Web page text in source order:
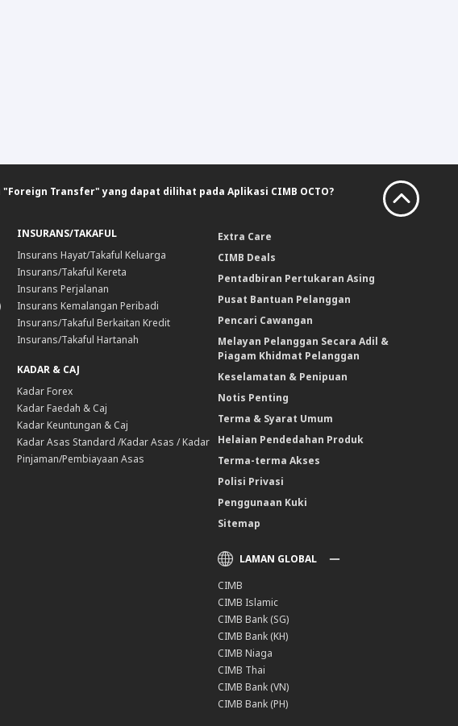
Transfer" yang dapat dilihat pada Aplikasi CIMB OCTO?
INSURANS/TAKAFUL
Insurans Hayat/Takaful Keluarga
Insurans/Takaful Kereta
Insurans Perjalanan
Insurans Kemalangan Peribadi
Insurans/Takaful Berkaitan Kredit
Insurans/Takaful Hartanah
KADAR & CAJ
Kadar Forex
Kadar Faedah & Caj
Kadar Keuntungan & Caj
Kadar Asas Standard /Kadar Asas / Kadar
Pinjaman/Pembiayaan Asas
Extra Care
CIMB Deals
Pentadbiran Pertukaran Asing
Pusat Bantuan Pelanggan
Pencari Cawangan
Melayan Pelanggan Secara Adil &
Piagam Khidmat Pelanggan
Keselamatan & Penipuan
Notis Penting
Terma & Syarat Umum
Helaian Pendedahan Produk
Terma-terma Akses
Polisi Privasi
Penggunaan Kuki
Sitemap
LAMAN GLOBAL
CIMB
CIMB Islamic
CIMB Bank (SG)
CIMB Bank (KH)
CIMB Niaga
CIMB Thai
CIMB Bank (VN)
CIMB Bank (PH)